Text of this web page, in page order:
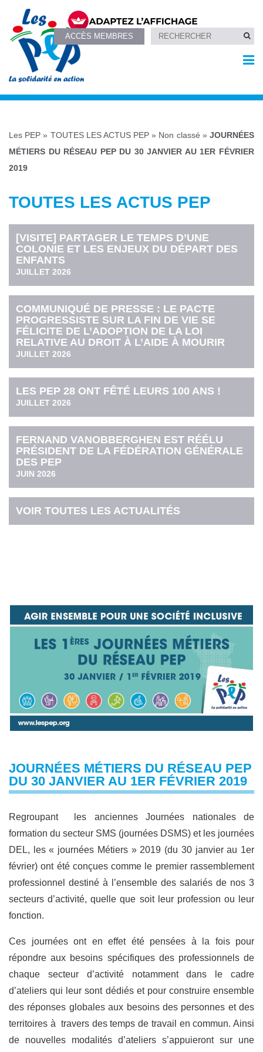
ACCÈS MEMBRES
Les PEP » TOUTES LES ACTUS PEP » Non classé »JOURNÉES
MÉTIERS DU RÉSEAU PEP DU 30 JANVIER AU 1ER FÉVRIER
2019
TOUTES LES ACTUS PEP
[VISITE] PARTAGER LE TEMPS D’UNE
COLONIE ET LES ENJEUX DU DÉPART DES
ENFANTS
JUILLET 2026
COMMUNIQUÉ DE PRESSE : LE PACTE
PROGRESSISTE SUR LA FIN DE VIE SE
FÉLICITE DE L’ADOPTION DE LA LOI
RELATIVE AU DROIT À L’AIDE À MOURIR
JUILLET 2026
LES PEP 28 ONT FÊTÉ LEURS 100 ANS !
JUILLET 2026
FERNAND VANOBBERGHEN EST RÉÉLU
PRÉSIDENT DE LA FÉDÉRATION GÉNÉRALE
DES PEP
JUIN 2026
VOIR TOUTES LES ACTUALITÉS
JOURNÉES MÉTIERS DU RÉSEAU PEP
DU 30 JANVIER AU 1ER FÉVRIER 2019
Regroupant les anciennes Journées nationales de
formation du secteur SMS (journées DSMS) et les journées
DEL, les « journées Métiers » 2019 (du 30 janvier au 1er
février) ont été conçues comme le premier rassemblement
professionnel destiné à l’ensemble des salariés de nos 3
secteurs d’activité, quelle que soit leur profession ou leur
fonction.
Ces journées ont en effet été pensées à la fois pour
répondre aux besoins spécifiques des professionnels de
chaque secteur d’activité notamment dans le cadre
d’ateliers qui leur sont dédiés et pour construire ensemble
des réponses globales aux besoins des personnes et des
territoires à travers des temps de travail en commun. Ainsi
de nouvelles modalités d’ateliers s’appuieront sur une